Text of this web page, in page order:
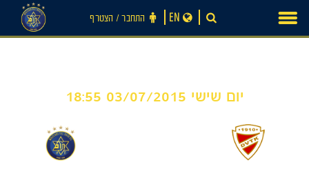
content
התחבר ‪/‬ הצטרף EN
יום שישי 03/07/2015 18:55